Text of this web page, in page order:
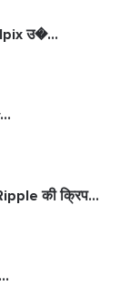
उ�...
की क्रिप...